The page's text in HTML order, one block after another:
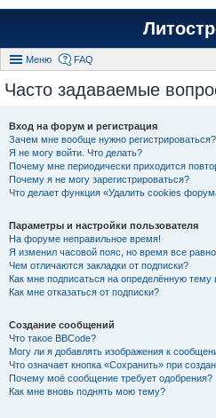
Меню FAQ
Часто задаваемые
Вход на форум и регистрация
Зачем мне вообще нужно регистрироваться?
Я не могу войти. Что делать?
Почему мне периодически приходится
Почему я не могу зарегистрироваться?
Что делает функция «Удалить cookies
Параметры и настройки пользователя
На форуме неправильное время!
Я изменил часовой пояс, но время все
Чем отличаются закладки от подписки?
Как мне подписаться на определённую тему
Как мне отказаться от подписки?
Создание сообщений
Что такое BBCode?
Могу ли я добавлять изображения к
Что означает кнопка «Сохранить» при
Почему моё сообщение требует одобрения?
Как мне вновь поднять мою тему?